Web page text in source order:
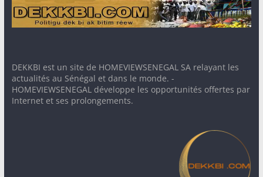
DEKKBI est un site de HOMEVIEWSENEGAL SA relayant les
actualités au Sénégal et dans le monde. -
HOMEVIEWSENEGAL développe les opportunités offertes par
Internet et ses prolongements.